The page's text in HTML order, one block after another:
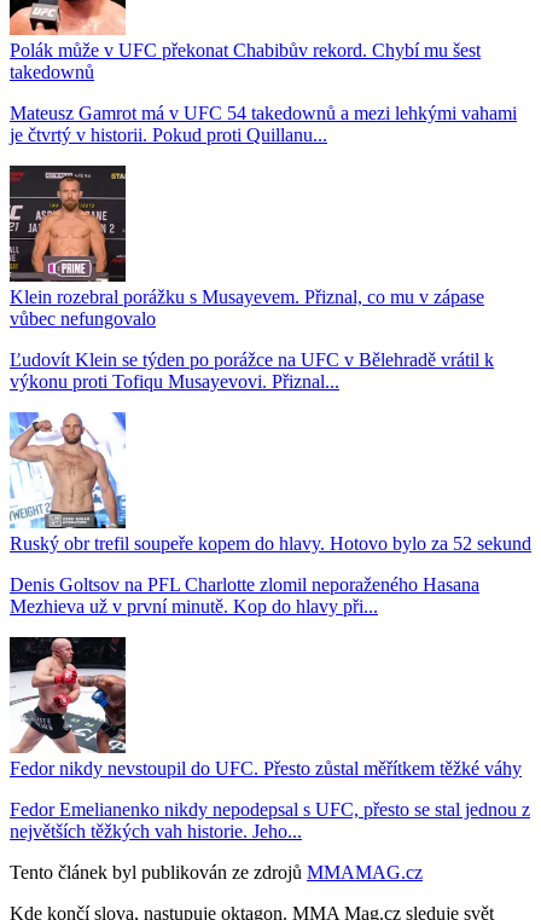
Polák může v UFC překonat Chabibův rekord. Chybí mu šest
takedownů
Mateusz Gamrot má v UFC 54 takedownů a mezi lehkými vahami
je čtvrtý v historii. Pokud proti Quillanu...
Klein rozebral porážku s Musayevem. Přiznal, co mu v zápase
vůbec nefungovalo
Ľudovít Klein se týden po porážce na UFC v Bělehradě vrátil k
výkonu proti Tofiqu Musayevovi. Přiznal...
Ruský obr trefil soupeře kopem do hlavy. Hotovo bylo za 52 sekund
Denis Goltsov na PFL Charlotte zlomil neporaženého Hasana
Mezhieva už v první minutě. Kop do hlavy při...
Fedor nikdy nevstoupil do UFC. Přesto zůstal měřítkem těžké váhy
Fedor Emelianenko nikdy nepodepsal s UFC, přesto se stal jednou z
největších těžkých vah historie. Jeho...
Tento článek byl publikován ze zdrojů MMAMAG.cz
Kde končí slova, nastupuje oktagon. MMA Mag.cz sleduje svět